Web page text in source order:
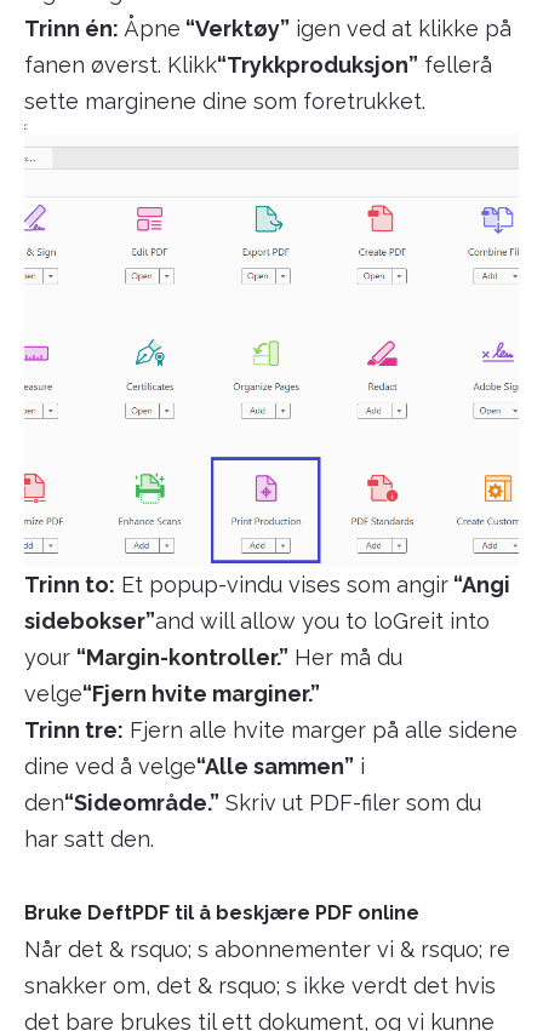
Trinn én: Åpne “Verktøy” igen ved at klikke på
fanen øverst. Klikk“Trykkproduksjon” fellerå
sette marginene dine som foretrukket.
Trinn to: Et popup-vindu vises som angir “Angi
sidebokser”and will allow you to loGreit into
your “Margin-kontroller.” Her må du
velge“Fjern hvite marginer.”
Trinn tre: Fjern alle hvite marger på alle sidene
dine ved å velge“Alle sammen” i
den“Sideområde.” Skriv ut PDF-filer som du
har satt den.
Bruke DeftPDF til å beskjære PDF online
Når det & rsquo; s abonnementer vi & rsquo; re
snakker om, det & rsquo; s ikke verdt det hvis
det bare brukes til ett dokument, og vi kunne